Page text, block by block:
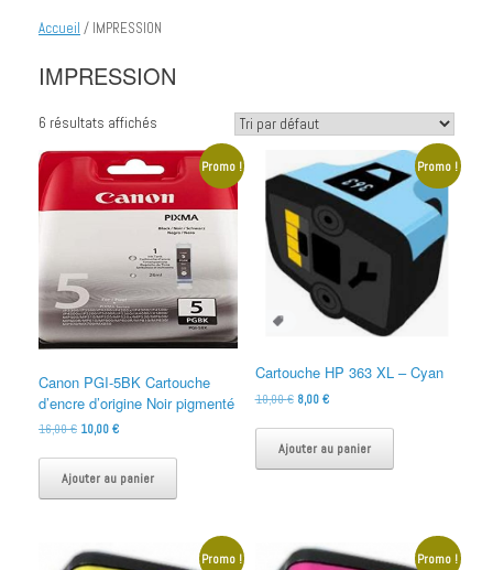
Accueil / IMPRESSION
IMPRESSION
6 résultats affichés
Promo !
Canon PGI-5BK Cartouche
d’encre d’origine Noir pigmenté
16,00€ Le
initial
était :
16,00 €.
10,00 €Le
actuel
est :
10,00 €.
Ajouter au panier
Promo !
Cartouche HP 363 XL – Cyan
10,00€ Le
initial
était :
10,00 €.
8,00 €Le
actuel
est :
8,00 €.
Ajouter au panier
Promo ! Promo !